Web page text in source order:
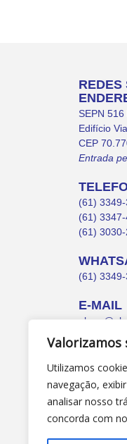
Valorizamos
Utilizamos
navegação,
analisar nosso
concorda com
REDES
SEPN 516
Edifício
CEP
Entrada
(61)
(61) 3347-
(61)
(61)
E-MAIL